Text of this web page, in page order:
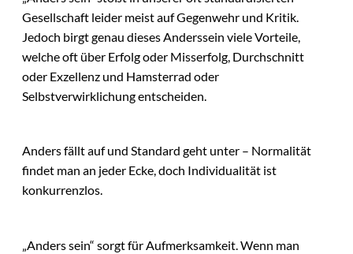
Gesellschaft leider meist auf Gegenwehr und Kritik.
Jedoch birgt genau dieses Anderssein viele Vorteile,
welche oft über Erfolg oder Misserfolg, Durchschnitt
oder Exzellenz und Hamsterrad oder
Selbstverwirklichung entscheiden.
Anders fällt auf und Standard geht unter – Normalität
findet man an jeder Ecke, doch Individualität ist
konkurrenzlos.
„Anders sein“ sorgt für Aufmerksamkeit. Wenn man